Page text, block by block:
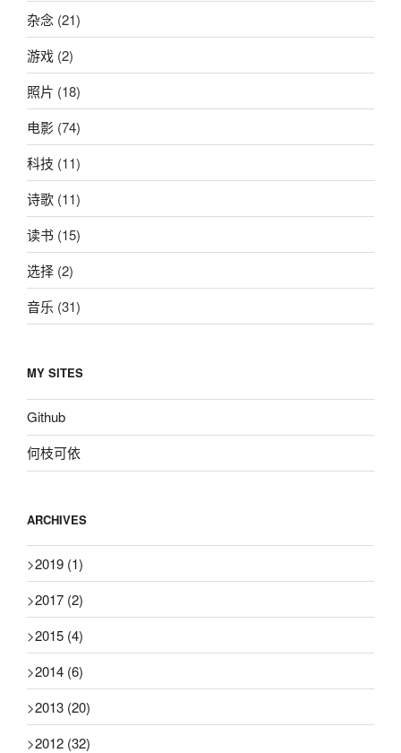
杂念 (21)
游戏 (2)
照片 (18)
电影 (74)
科技 (11)
诗歌 (11)
读书 (15)
选择 (2)
音乐 (31)
MY SITES
Github
何枝可依
ARCHIVES
>2019 (1)
>2017 (2)
>2015 (4)
>2014 (6)
>2013 (20)
>2012 (32)